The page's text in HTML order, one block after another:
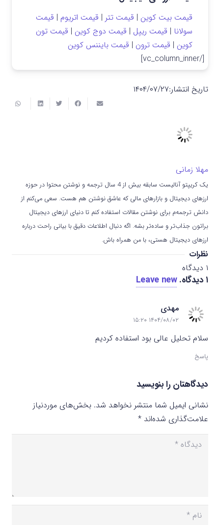
قیمت بیت کوین | قیمت تتر | قیمت اتریوم | قیمت
سولانا | قیمت ریپل | قیمت دوج کوین | قیمت تون
کوین | قیمت ترون | قیمت بایننس کوین
[/vc_column_inner]
تاریخ انتشار:۱۴۰۴/۰۷/۲۷
مهلا زمانی
یک کریپتو آنالیست سابقه بیش از 4 سال ترجمه و نوشتن محتوا در حوزه
ارزهای دیجیتال و بازارهای مالی که عاشق نوشتن هم هست. سعی می‌کنم از
دانش ترجمه‌م برای نوشتن مقالات استفاده کنم تا دنیای ارزهای دیجیتال
براتون جذاب‌تر و ساده‌تر بشه. اگه دنبال اطلاعات دقیق با بیانی راحت درباره
ارزهای دیجیتال هستی، با من همراه باش.
نظرات
۱ دیدگاه
۱دیدگاه.
Leave new
مهدی
۱۴۰۴/۰۸/۰۲ ۱۵:۲۰
سلام تحلیل عالی بود استفاده کردیم
پاسخ
دیدگاهتان را بنویسید
نشانی ایمیل شما منتشر نخواهد شد. بخش‌های موردنیاز
علامت‌گذاری شده‌اند *